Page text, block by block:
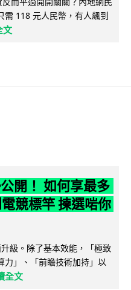
需 118 元人民幣，有人飆到
文
開！ 如何享最多
競標竿 揀選啱你
級。除了基本效能，「極致
力」、「前瞻技術加持」以
全文